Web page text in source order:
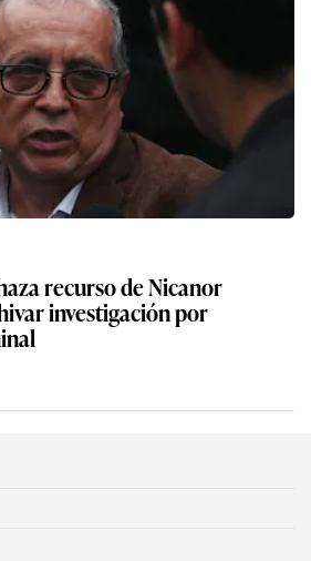
recurso de Nicanor
investigación por